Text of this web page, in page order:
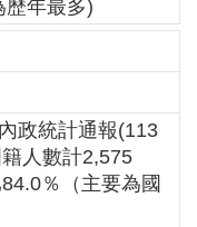
歷年最多)
政統計通報(113
人數計2,575
％（主要為國